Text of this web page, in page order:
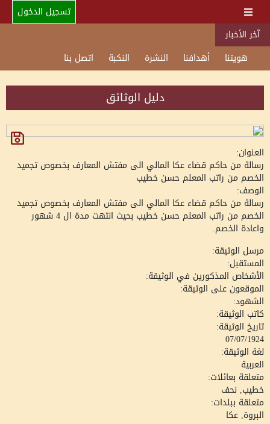
تسجيل الدخول
آخر الأخبار
هويتنا
أهدافنا النشرة النكبة اتصل بنا
دليل الوثائق
العنوان:
رسالة من حاكم قضاء عكا المالي الى مفتش المعارف بخصوص تجميد
الخصم من راتب المعلم حسن خطيب
الوصف:
رسالة من حاكم قضاء عكا المالي الى مفتش المعارف بخصوص تجميد
الخصم من راتب المعلم حسن خطيب بحيث انتهت مدة ال 4 شهور
واعادة الخصم.
مرسل الوثيقة:
المستقبل:
الأشخاص المذكورين في الوثيقة:
الموقعون على الوثيقة:
الشهود:
كاتب الوثيقة:
تاريخ الوثيقة:
07/07/1924
لغة الوثيقة:
العربية
متعلقة بعائلات:
خطيب, نحف
متعلقة ببلدات:
البروة, عكا